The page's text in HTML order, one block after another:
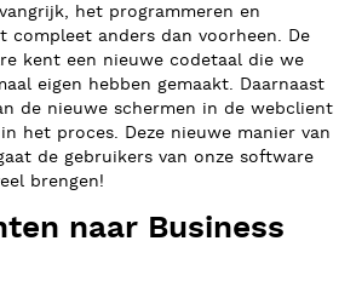
het programmeren en
compleet anders dan voorheen. De
kent een nieuwe codetaal die we
eigen hebben gemaakt. Daarnaast
de nieuwe schermen in de webclient
het proces. Deze nieuwe manier van
de gebruikers van onze software
brengen!
naar Business